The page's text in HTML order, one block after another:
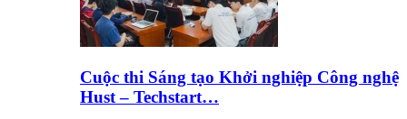
Cuộc thi Sáng tạo Khởi nghiệp Công nghệ
Hust – Techstart…